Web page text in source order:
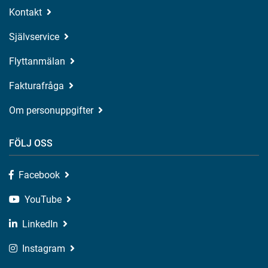
Kontakt
Självservice
Flyttanmälan
Fakturafråga
Om personuppgifter
FÖLJ OSS
Facebook
YouTube
LinkedIn
Instagram